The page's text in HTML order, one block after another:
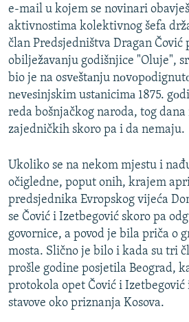
e-mail u kojem se novinari
aktivnostima kolektivnog šefa
član Predsjedništva Dragan Čović
obilježavanju godišnjice "Oluje",
bio je na osvеštаnju
nеvеsinjskim ustаnicimа 1875.
reda bošnjačkog naroda, tog
zajedničkih skoro pa i da nemaju.
Ukoliko se na nekom mjestu i
očigledne, poput onih, krajem
predsjednika Evropskog vijeća
se Čović i Izetbegović skoro pa
govornice, a povod je bila priča o
mosta. Slično je bilo i kada su tri
prošle godine posjetila Beograd,
protokola opet Čović i Izetbegović
stavove oko priznanja Kosova.